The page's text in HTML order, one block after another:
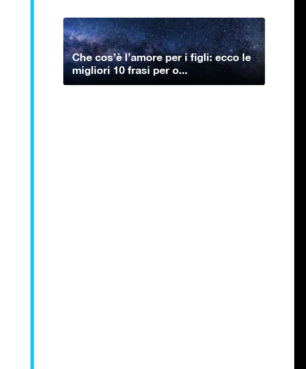
Che cos’è l’amore per i figli: ecco le
migliori 10 frasi per o...